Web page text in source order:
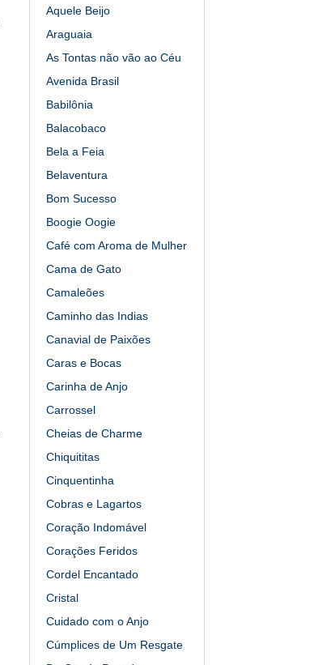
Aquele Beijo
Araguaia
As Tontas não vão ao Céu
Avenida Brasil
Babilônia
Balacobaco
Bela a Feia
Belaventura
Bom Sucesso
Boogie Oogie
Café com Aroma de Mulher
Cama de Gato
Camaleões
Caminho das Indias
Canavial de Paixões
Caras e Bocas
Carinha de Anjo
Carrossel
Cheias de Charme
Chiquititas
Cinquentinha
Cobras e Lagartos
Coração Indomável
Corações Feridos
Cordel Encantado
Cristal
Cuidado com o Anjo
Cúmplices de Um Resgate